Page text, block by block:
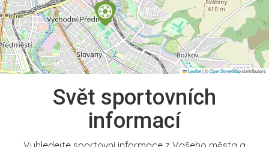
Leaflet|©OpenStreetMapcontributors
Svět sportovních
informací